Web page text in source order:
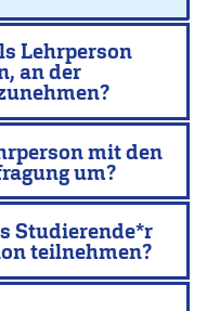
Lehrperson
an der
mit den
um?
Studierende*r
teilnehmen?